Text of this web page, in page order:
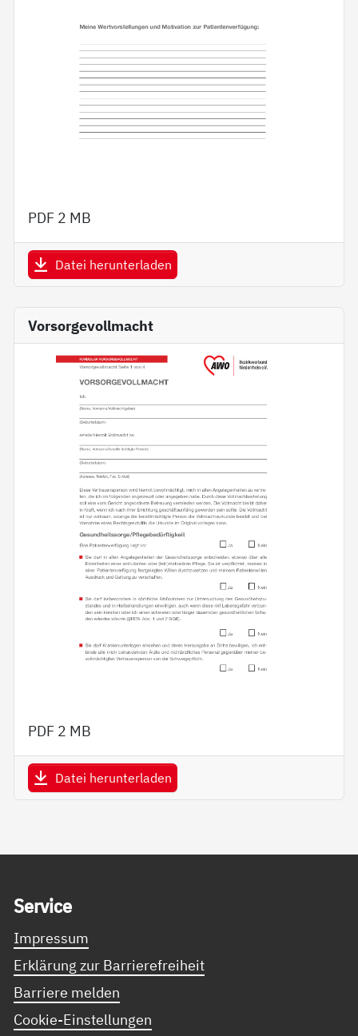
PDF 2 MB
Datei herunterladen
Vorsorgevollmacht
PDF 2 MB
Datei herunterladen
Ser­vice
Impressum
Erklärung zur Barrierefreiheit
Barriere melden
Cookie-Einstellungen